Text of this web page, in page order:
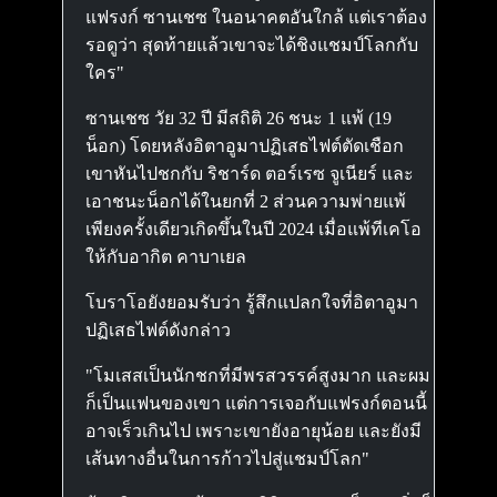
แฟรงก์ ซานเชซ ในอนาคตอันใกล้ แต่เราต้อง
รอดูว่า สุดท้ายแล้วเขาจะได้ชิงแชมป์โลกกับ
ใคร"
ซานเชซ วัย 32 ปี มีสถิติ 26 ชนะ 1 แพ้ (19
น็อก) โดยหลังอิตาอูมาปฏิเสธไฟต์ตัดเชือก
เขาหันไปชกกับ ริชาร์ด ตอร์เรซ จูเนียร์ และ
เอาชนะน็อกได้ในยกที่ 2 ส่วนความพ่ายแพ้
เพียงครั้งเดียวเกิดขึ้นในปี 2024 เมื่อแพ้ทีเคโอ
ให้กับอากิต คาบาเยล
โบราโอยังยอมรับว่า รู้สึกแปลกใจที่อิตาอูมา
ปฏิเสธไฟต์ดังกล่าว
"โมเสสเป็นนักชกที่มีพรสวรรค์สูงมาก และผม
ก็เป็นแฟนของเขา แต่การเจอกับแฟรงก์ตอนนี้
อาจเร็วเกินไป เพราะเขายังอายุน้อย และยังมี
เส้นทางอื่นในการก้าวไปสู่แชมป์โลก"